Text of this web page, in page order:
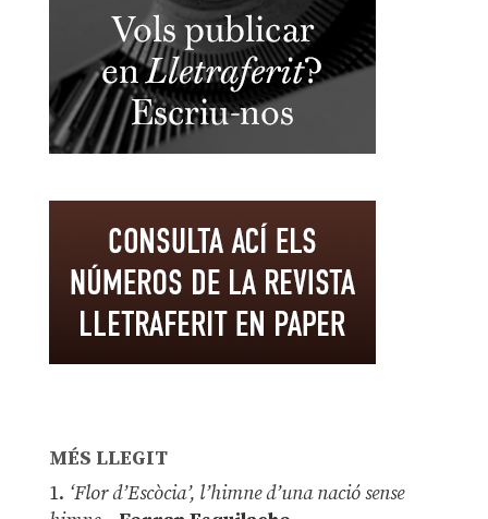
MÉS LLEGIT
1. ‘Flor d’Escòcia’, l’himne d’una nació sense